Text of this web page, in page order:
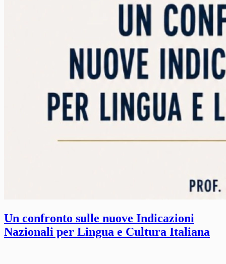
Un confronto sulle nuove Indicazioni
Nazionali per Lingua e Cultura Italiana